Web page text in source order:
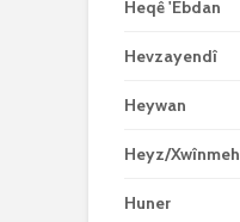
Heqê 'Ebdan
Hevzayendî
Heywan
Heyz/Xwînmeh
Huner